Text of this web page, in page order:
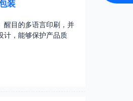
装
醒目的多语言印刷，并
计，能够保护产品质